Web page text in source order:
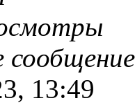
13:49